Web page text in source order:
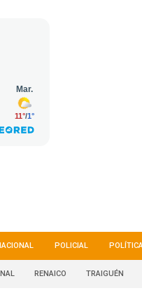
POLICIAL
RENAICO TRAIGUÉN